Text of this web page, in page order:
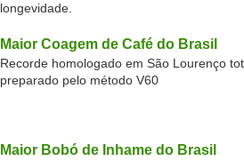
longevidade.
Maior Coagem de Café do Brasil
Recorde homologado em São Lourenço
preparado pelo método V60
Maior Bobó de Inhame do Brasil